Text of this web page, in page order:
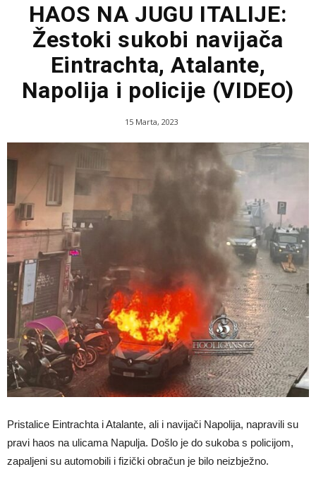
HAOS NA JUGU ITALIJE:
Žestoki sukobi navijača
Eintrachta, Atalante,
Napolija i policije (VIDEO)
15 Marta, 2023
Pristalice Eintrachta i Atalante, ali i navijači Napolija, napravili su
pravi haos na ulicama Napulja. Došlo je do sukoba s policijom,
zapaljeni su automobili i fizički obračun je bilo neizbježno.